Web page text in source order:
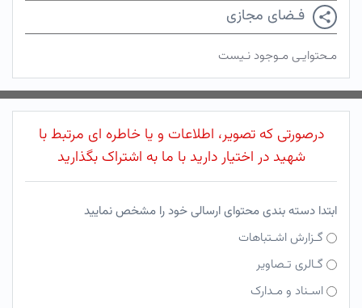
فـضای مجازی
مـحتوایـی مـوجود نـیست
درصورتی که تصویر، اطلاعات و یا خاطره ای مرتبط با
شهید در اختیار دارید با ما به اشتراک بگذارید
ابتدا دسته بندی محتوای ارسالی خود را مشخص نمایید
گـزارش اشـتباهات
گـالری تـصاویر
اسـناد و مـدارک